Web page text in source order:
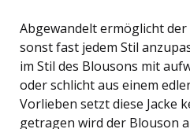
Abgewandelt ermöglicht der
sonst fast jedem Stil
im Stil des Blousons mit
oder schlicht aus einem
Vorlieben setzt diese Jacke
getragen wird der Blouson